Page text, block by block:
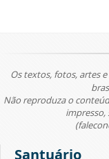
Os textos, fotos, artes
Não reproduza o
impresso,
Santuário